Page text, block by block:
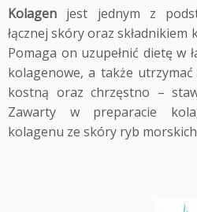
Kolagen jest jednym z
łącznej skóry oraz składnikiem
Pomaga on uzupełnić dietę w
kolagenowe, a także
kostną oraz chrzęstno –
Zawarty w preparacie
kolagenu ze skóry ryb